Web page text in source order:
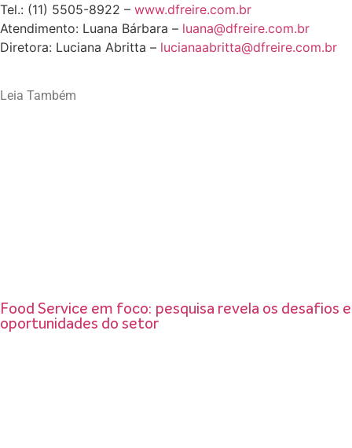
Tel.: (11) 5505-8922 – www.dfreire.com.br
Atendimento: Luana Bárbara – luana@dfreire.com.br
Diretora: Luciana Abritta – lucianaabritta@dfreire.com.br
Leia Também
Food Service em foco: pesquisa revela os desafios e
oportunidades do setor